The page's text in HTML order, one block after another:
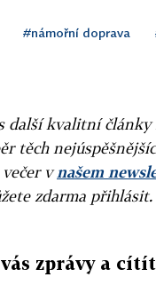
#námořní doprava
další kvalitní články
těch
vnašem
zdarma přihlásit.
zprávy a